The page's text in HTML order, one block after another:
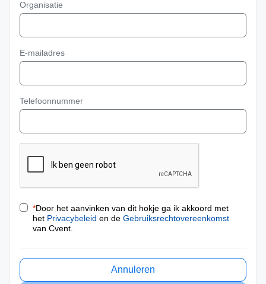
Organisatie
E-mailadres
Telefoonnummer
*Door het aanvinken van dit hokje ga ik akkoord met
het Privacybeleid en de Gebruiksrechtovereenkomst
van Cvent.
Annuleren